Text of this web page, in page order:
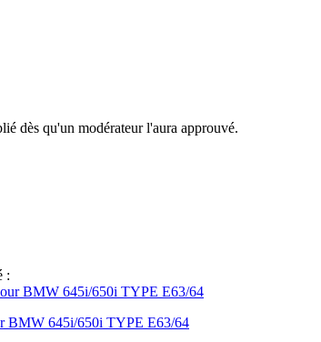
dès qu'un modérateur l'aura approuvé.
:
BMW 645i/650i TYPE E63/64